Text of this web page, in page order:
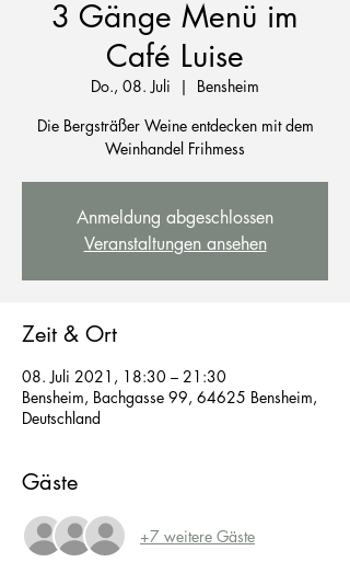
3 Gänge Menü im
Café Luise
Do., 08. Juli
  |
Bensheim
Die Bergsträßer Weine entdecken mit dem
Weinhandel Frihmess
Anmeldung abgeschlossen
Veranstaltungen ansehen
Zeit & Ort
08. Juli 2021, 18:30 – 21:30
Bensheim, Bachgasse 99, 64625 Bensheim,
Deutschland
Gäste
+7 weitere Gäste